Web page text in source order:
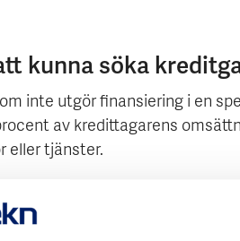
kunna söka
inte utgör finansiering i en
av kredittagarens
eller tjänster.
ska minst 25 procent av
utgöras av export av